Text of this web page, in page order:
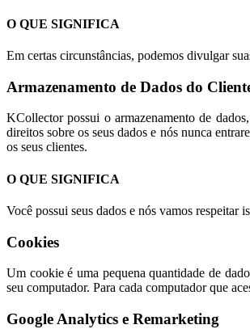
O QUE SIGNIFICA
Em certas circunstâncias, podemos divulgar
Armazenamento de Dados do
KCollector possui o armazenamento de
direitos sobre os seus dados e nós nunca
os seus clientes.
O QUE SIGNIFICA
Você possui seus dados e nós vamos respeitar
Cookies
Um cookie é uma pequena quantidade de
seu computador. Para cada computador que
Google Analytics e Remarketing